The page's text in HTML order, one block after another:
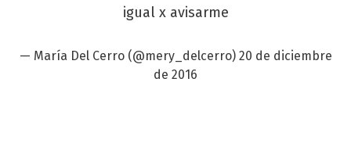
igual x avisarme
— María Del Cerro (@mery_delcerro) 20 de diciembre
de 2016